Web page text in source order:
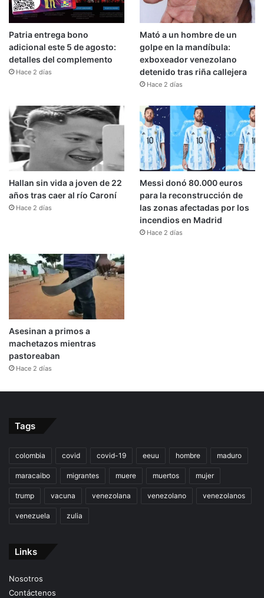
Patria entrega bono
adicional este 5 de agosto:
detalles del complemento
Hace 2 días
Mató a un hombre de un
golpe en la mandíbula:
exboxeador venezolano
detenido tras riña callejera
Hace 2 días
Hallan sin vida a joven de 22
años tras caer al río Caroní
Hace 2 días
Messi donó 80.000 euros
para la reconstrucción de
las zonas afectadas por los
incendios en Madrid
Hace 2 días
Asesinan a primos a
machetazos mientras
pastoreaban
Hace 2 días
Tags
colombia covid covid-19 eeuu hombre maduro
maracaibo migrantes muere muertos mujer
trump vacuna venezolana venezolano venezolanos
venezuela zulia
Links
Nosotros
Contáctenos